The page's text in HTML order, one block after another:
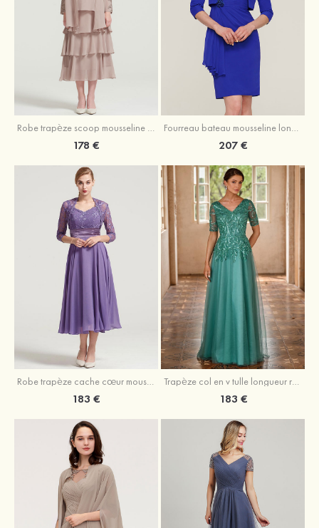
Robe trapèze scoop mousseline longueur mollet robe de mère de la mariée avec appliqué volants veste
178 €
Fourreau bateau mousseline longueur genou robe de mère de la mariée avec appliqué perle plissé veste
207 €
Robe trapèze cache cœur mousseline longueur mollet robe de mère de la mariée avec plissé veste
183 €
Trapèze col en v tulle longueur ras du sol robe de mère de la mariée avec perles paillettes
183 €